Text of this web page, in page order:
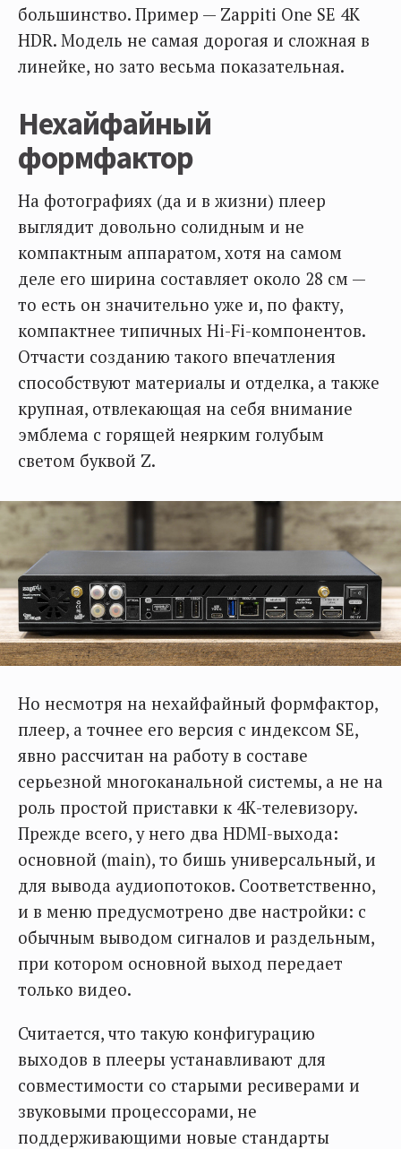
большинство. Пример — Zappiti One SE 4K
HDR. Модель не самая дорогая и сложная в
линейке, но зато весьма показательная.
Нехайфайный
формфактор
На фотографиях (да и в жизни) плеер
выглядит довольно солидным и не
компактным аппаратом, хотя на самом
деле его ширина составляет около 28 см —
то есть он значительно уже и, по факту,
компактнее типичных Hi-Fi-компонентов.
Отчасти созданию такого впечатления
способствуют материалы и отделка, а также
крупная, отвлекающая на себя внимание
эмблема с горящей неярким голубым
светом буквой Z.
Но несмотря на нехайфайный формфактор,
плеер, а точнее его версия с индексом SE,
явно рассчитан на работу в составе
серьезной многоканальной системы, а не на
роль простой приставки к 4К-телевизору.
Прежде всего, у него два HDMI-выхода:
основной (main), то бишь универсальный, и
для вывода аудиопотоков. Соответственно,
и в меню предусмотрено две настройки: с
обычным выводом сигналов и раздельным,
при котором основной выход передает
только видео.
Считается, что такую конфигурацию
выходов в плееры устанавливают для
совместимости со старыми ресиверами и
звуковыми процессорами, не
поддерживающими новые стандарты